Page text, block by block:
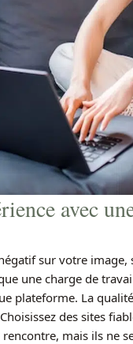
avec
sur votre
une charge de
plateforme. La
des sites
mais ils ne